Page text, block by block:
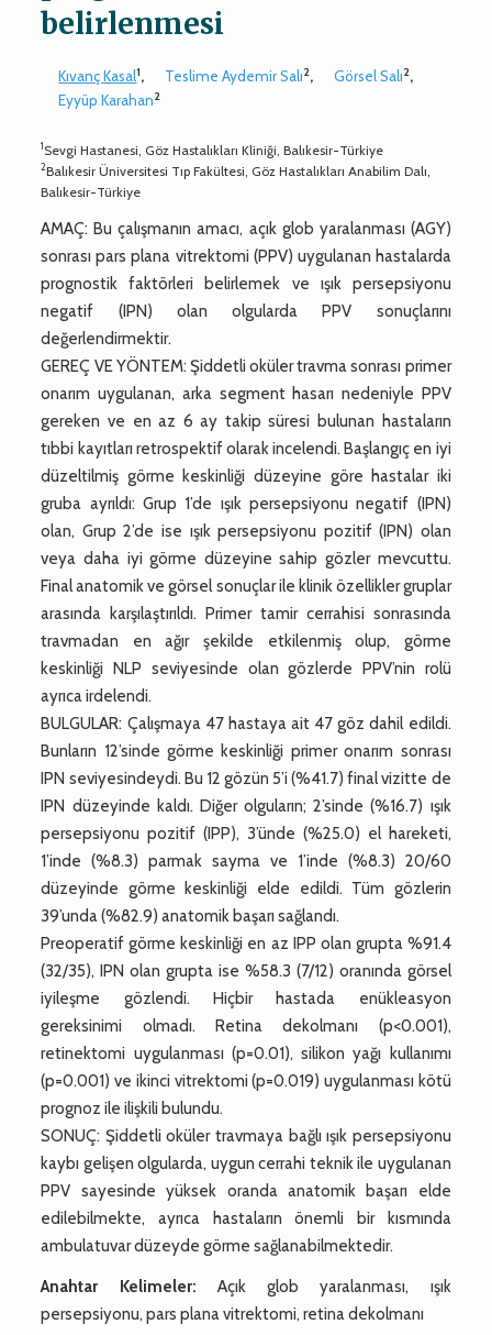
belirlenmesi
Kıvanç Kasal1, Teslime Aydemir Salı2, Görsel Salı2,
Eyyüp Karahan2
1Sevgi Hastanesi, Göz Hastalıkları Kliniği, Balıkesir-Türkiye
2Balıkesir Üniversitesi Tıp Fakültesi, Göz Hastalıkları Anabilim Dalı,
Balıkesir-Türkiye
AMAÇ: Bu çalışmanın amacı, açık glob yaralanması (AGY)
sonrası pars plana vitrektomi (PPV) uygulanan hastalarda
prognostik faktörleri belirlemek ve ışık persepsiyonu
negatif (IPN) olan olgularda PPV sonuçlarını
değerlendirmektir.
GEREÇ VE YÖNTEM: Şiddetli oküler travma sonrası primer
onarım uygulanan, arka segment hasarı nedeniyle PPV
gereken ve en az 6 ay takip süresi bulunan hastaların
tıbbi kayıtları retrospektif olarak incelendi. Başlangıç en iyi
düzeltilmiş görme keskinliği düzeyine göre hastalar iki
gruba ayrıldı: Grup 1’de ışık persepsiyonu negatif (IPN)
olan, Grup 2’de ise ışık persepsiyonu pozitif (IPN) olan
veya daha iyi görme düzeyine sahip gözler mevcuttu.
Final anatomik ve görsel sonuçlar ile klinik özellikler gruplar
arasında karşılaştırıldı. Primer tamir cerrahisi sonrasında
travmadan en ağır şekilde etkilenmiş olup, görme
keskinliği NLP seviyesinde olan gözlerde PPV’nin rolü
ayrıca irdelendi.
BULGULAR: Çalışmaya 47 hastaya ait 47 göz dahil edildi.
Bunların 12’sinde görme keskinliği primer onarım sonrası
IPN seviyesindeydi. Bu 12 gözün 5’i (%41.7) final vizitte de
IPN düzeyinde kaldı. Diğer olguların; 2’sinde (%16.7) ışık
persepsiyonu pozitif (IPP), 3’ünde (%25.0) el hareketi,
1’inde (%8.3) parmak sayma ve 1’inde (%8.3) 20/60
düzeyinde görme keskinliği elde edildi. Tüm gözlerin
39’unda (%82.9) anatomik başarı sağlandı.
Preoperatif görme keskinliği en az IPP olan grupta %91.4
(32/35), IPN olan grupta ise %58.3 (7/12) oranında görsel
iyileşme gözlendi. Hiçbir hastada enükleasyon
gereksinimi olmadı. Retina dekolmanı (p<0.001),
retinektomi uygulanması (p=0.01), silikon yağı kullanımı
(p=0.001) ve ikinci vitrektomi (p=0.019) uygulanması kötü
prognoz ile ilişkili bulundu.
SONUÇ: Şiddetli oküler travmaya bağlı ışık persepsiyonu
kaybı gelişen olgularda, uygun cerrahi teknik ile uygulanan
PPV sayesinde yüksek oranda anatomik başarı elde
edilebilmekte, ayrıca hastaların önemli bir kısmında
ambulatuvar düzeyde görme sağlanabilmektedir.
Anahtar Kelimeler: Açık glob yaralanması, ışık
persepsiyonu, pars plana vitrektomi, retina dekolmanı